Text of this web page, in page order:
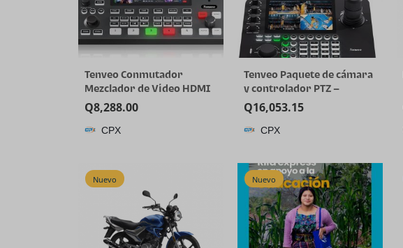
Tenveo Conmutador
Mezclador de Video HDMI
4K60FPS, 4*SDI & 4*HDMI
Entrada, Conmutador de
Transmisión en Vivo de 5
1080P60FPS, Grabación de
Video USB, Soporte
Q8,288.00
CPX
Tenveo Paquete de cámara
y controlador PTZ –
Cámara PTZ 4K NDI (2
piezas) 20X Zoom AI
Tracking
joystick NDI de pantalla
cuádruple de 7 pulgadas
para
Q16,053.15
CPX
Nuevo Nuevo